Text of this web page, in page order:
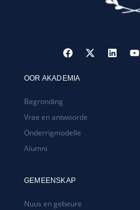
OOR AKADEMIA
Begronding
Vrae en antwoorde
Onderrigmodelle
Alumni
GEMEENSKAP
Nuus en gebeure